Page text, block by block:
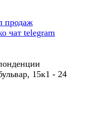
продаж
чат telegram
15к1 - 24